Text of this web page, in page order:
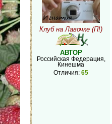
Клуб на Лавочке (П!)
АВТОР
Российская Федерация,
Кинешма
Отличия: 65